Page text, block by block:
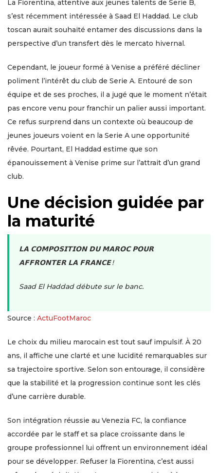
La Fiorentina, attentive aux jeunes talents de Serie B,
s’est récemment intéressée à Saad El Haddad. Le club
toscan aurait souhaité entamer des discussions dans la
perspective d’un transfert dès le mercato hivernal.
Cependant, le joueur formé à Venise a préféré décliner
poliment l’intérêt du club de Serie A. Entouré de son
équipe et de ses proches, il a jugé que le moment n’était
pas encore venu pour franchir un palier aussi important.
Ce refus surprend dans un contexte où beaucoup de
jeunes joueurs voient en la Serie A une opportunité
rêvée. Pourtant, El Haddad estime que son
épanouissement à Venise prime sur l’attrait d’un grand
club.
Une décision guidée par
la maturité
𝗟𝗔 𝗖𝗢𝗠𝗣𝗢𝗦𝗜𝗧𝗜𝗢𝗡 𝗗𝗨 𝗠𝗔𝗥𝗢𝗖 𝗣𝗢𝗨𝗥
𝗔𝗙𝗙𝗥𝗢𝗡𝗧𝗘𝗥 𝗟𝗔 𝗙𝗥𝗔𝗡𝗖𝗘 !
Saad El Haddad débute sur le banc.
Source : ActuFootMaroc
Le choix du milieu marocain est tout sauf impulsif. À 20
ans, il affiche une clarté et une lucidité remarquables sur
sa trajectoire sportive. Selon son entourage, il considère
que la stabilité et la progression continue sont les clés
d’une carrière durable.
Son intégration réussie au Venezia FC, la confiance
accordée par le staff et sa place croissante dans le
groupe professionnel lui offrent un environnement idéal
pour se développer. Refuser la Fiorentina, c’est aussi